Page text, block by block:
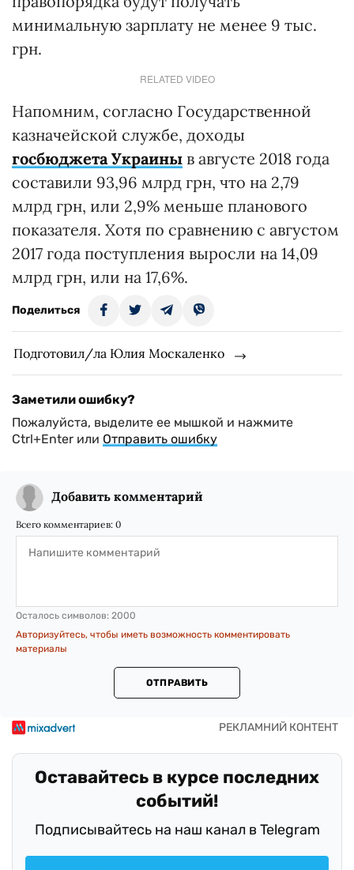
минимальную зарплату не менее 9 тыс.
грн.
RELATED VIDEO
Напомним, согласно Государственной
казначейской службе, доходы
госбюджета Украины в августе 2018 года
составили 93,96 млрд грн, что на 2,79
млрд грн, или 2,9% меньше планового
показателя. Хотя по сравнению с августом
2017 года поступления выросли на 14,09
млрд грн, или на 17,6%.
Поделиться
Подготовил/ла Юлия Москаленко
Заметили ошибку?
Пожалуйста, выделите ее мышкой и нажмите
Ctrl+Enter или Отправить ошибку
Добавить комментарий
Всего комментариев: 0
Осталось символов: 2000
Авторизуйтесь, чтобы иметь возможность комментировать
материалы
ОТПРАВИТЬ
Оставайтесь в курсе последних
событий!
Подписывайтесь на наш канал в Telegram